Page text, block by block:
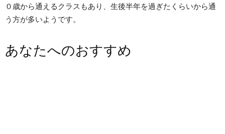
０歳から通えるクラスもあり、生後半年を過ぎたくらいから通
う方が多いようです。
あなたへのおすすめ